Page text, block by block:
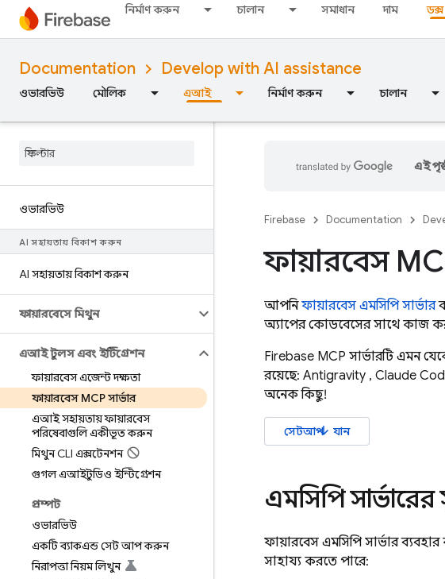
নির্মাণ করুন চালান সমাধান দাম ডক্স
Documentation Develop with AI assistance
ওভারভিউ মৌলিক এআই নির্মাণ করুন চালান
ওভারভিউ
AI সহায়তায় বিকাশ করুন
AI সহায়তায় বিকাশ করুন
ফায়ারবেসে মিথুন
এআই টুলস এবং ইন্টিগ্রেশন
ফায়ারবেস এজেন্ট দক্ষতা
ফায়ারবেস MCP সার্ভার
এআই সহায়তায় ফায়ারবেস
পরিষেবাগুলি একীভূত করুন
মিথুন CLI এক্সটেনশন
গুগল এআই স্টুডিও ইন্টিগ্রেশন
প্রম্পট
ওভারভিউ
একটি ব্যাকএন্ড সেট আপ করুন
নিরাপত্তা নিয়ম লিখুন
এই
Firebase Documentation
ফায়ারবেস
আপনিফায়ারবেস এমসিপি সার্ভার
অ্যাপের কোডবেসের সাথে কাজ
Firebase MCP সার্ভারটি এমন
রয়েছে: Antigravity , Claude
অনেক কিছু!
সেটআপ
arrow_downward যান
এমসিপি
ফায়ারবেস এমসিপি সার্ভার
সাহায্য করতে পারে: